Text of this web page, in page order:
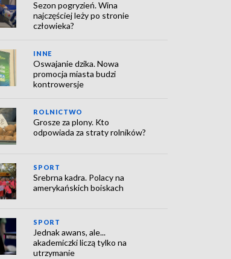
Sezon pogryzień. Wina
najczęściej leży po stronie
człowieka?
INNE
Oswajanie dzika. Nowa
promocja miasta budzi
kontrowersje
ROLNICTWO
Grosze za plony. Kto
odpowiada za straty rolników?
SPORT
Srebrna kadra. Polacy na
amerykańskich boiskach
SPORT
Jednak awans, ale...
akademiczki liczą tylko na
utrzymanie